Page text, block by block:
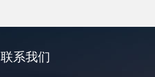
联系我们